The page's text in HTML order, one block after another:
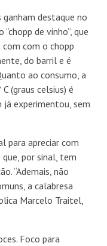
destaque no
de vinho”, que
com o chopp
do barril e é
ao consumo, a
(graus celsius) é
experimentou, sem
para apreciar com
por sinal, tem
“Ademais, não
a calabresa
Marcelo Traitel,
Foco para